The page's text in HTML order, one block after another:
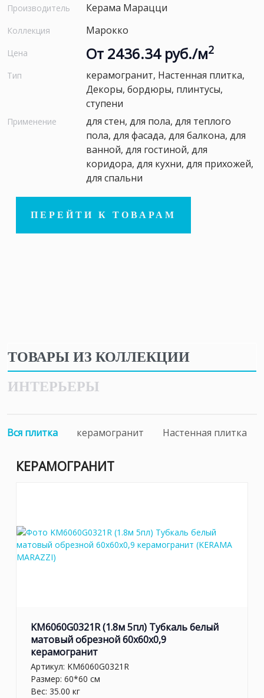
Производитель Керама Марацци
Коллекция Марокко
Цена От 2436.34 руб./м2
Тип
керамогранит, Настенная плитка,
Декоры, бордюры, плинтусы,
ступени
Применение
для стен, для пола, для теплого
пола, для фасада, для балкона, для
ванной, для гостиной, для
коридора, для кухни, для прихожей,
для спальни
ПЕРЕЙТИ К ТОВАРАМ
ТОВАРЫ ИЗ КОЛЛЕКЦИИ
ИНТЕРЬЕРЫ
Вся плитка керамогранит Настенная плитка
КЕРАМОГРАНИТ
KM6060G0321R (1.8м 5пл) Тубкаль белый
матовый обрезной 60x60x0,9
керамогранит
Артикул: KM6060G0321R
Размер: 60*60 см
Вес: 35.00 кг